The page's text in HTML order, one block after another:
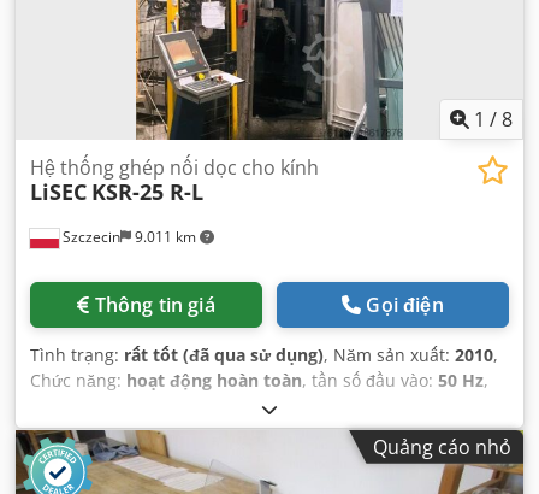
1 /8
Szczecin 9.011 km
Hệ thống ghép nối dọc cho kính
LiSEC KSR-25 R-L
Thông tin giá Gọi điện
Tình trạng: rất tốt (đã qua sử dụng), Năm sản xuất: 2010,
Chức năng: hoạt động hoàn toàn, tần số đầu vào: 50 Hz,
, áp suất:
Quảng cáo nhỏ